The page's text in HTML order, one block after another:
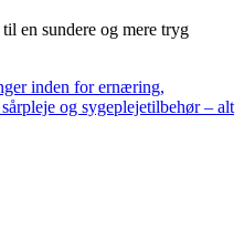
en sundere og mere tryg
inden for ernæring,
og sygeplejetilbehør – alt